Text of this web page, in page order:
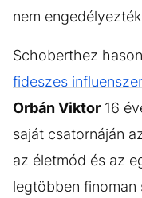
nem
Schoberthez
fideszes
Orbán Viktor 16
saját csatornáján
az életmód és az
legtöbben finoman